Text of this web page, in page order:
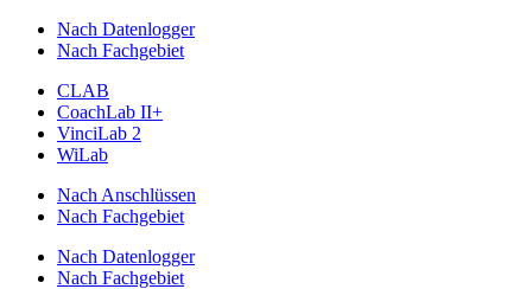
Nach Datenlogger
Nach Fachgebiet
CLAB
CoachLab II+
VinciLab 2
WiLab
Nach Anschlüssen
Nach Fachgebiet
Nach Datenlogger
Nach Fachgebiet